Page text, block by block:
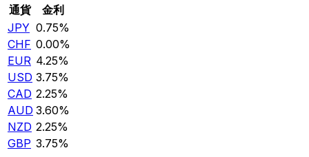
通貨
金利
JPY 0.75%
CHF 0.00%
EUR 4.25%
USD 3.75%
CAD 2.25%
AUD 3.60%
NZD 2.25%
GBP 3.75%